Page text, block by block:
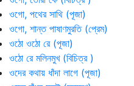
ওগো, পথের সাথি (পূজা)
ওগো, শান্ত পাষাণমুরতি (প্রেম)
ওঠো ওঠো রে (পূজা)
ওঠো রে মলিনমুখ (বিচিত্র )
ওদের কথায় ধাঁদা লাগে (পূজা)